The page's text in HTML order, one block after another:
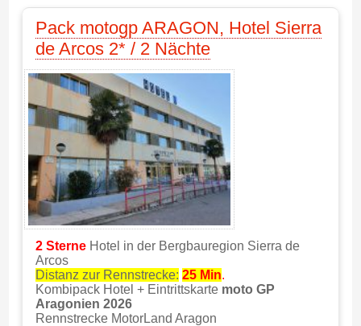
Pack motogp ARAGON, Hotel Sierra
de Arcos 2* / 2 Nächte
2 Sterne Hotel in der Bergbauregion Sierra de
Arcos
Distanz zur Rennstrecke: 25 Min.
Kombipack Hotel + Eintrittskarte moto GP
Aragonien 2026
Rennstrecke MotorLand Aragon